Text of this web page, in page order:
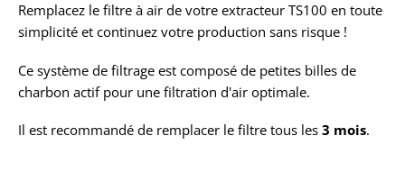
Remplacez le filtre à air de votre extracteur TS100 en toute
simplicité et continuez votre production sans risque !
Ce système de filtrage est composé de petites billes de
charbon actif pour une filtration d'air optimale.
Il est recommandé de remplacer le filtre tous les 3 mois.